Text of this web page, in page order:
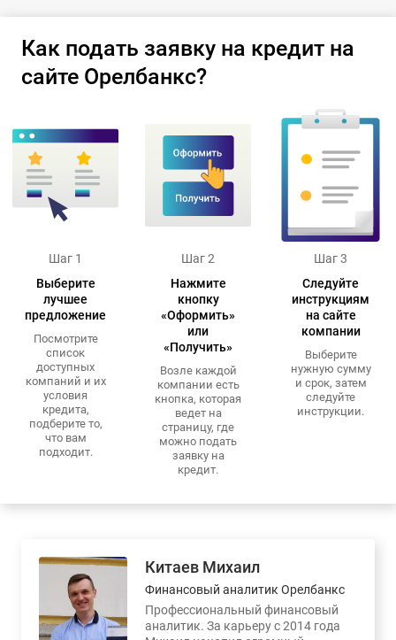
Как подать заявку на кредит на
сайте Орелбанкс?
Шаг 1
Выберите
лучшее
предложение
Посмотрите
список
доступных
компаний и их
условия
кредита,
подберите то,
что вам
подходит.
Шаг 2
Нажмите
кнопку
«Оформить»
или
«Получить»
Возле каждой
компании есть
кнопка, которая
ведет на
страницу, где
можно подать
заявку на
кредит.
Шаг 3
Следуйте
инструкциям
на сайте
компании
Выберите
нужную сумму
и срок, затем
следуйте
инструкции.
Китаев Михаил
Финансовый аналитик Орелбанкс
Профессиональный финансовый
аналитик. За карьеру с 2014 года